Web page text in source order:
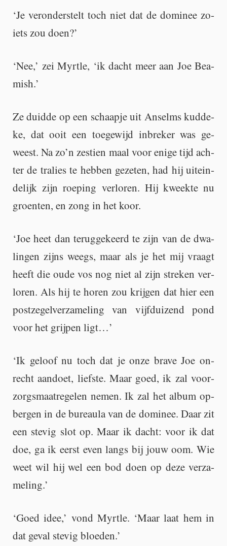
‘Je ver­on­der­stelt toch niet dat de do­mi­nee zo­
iets zou doen?’
‘Nee,’ zei Myrt­le, ‘ik dacht meer aan Joe Be­a­
mish.’
Ze duid­de op een schaap­je uit An­selms kud­de­
ke, dat ooit een toe­ge­wijd in­bre­ker was ge­
weest. Na zo’n zes­tien maal voor enige tijd ach­
ter de tra­lies te heb­ben ge­ze­ten, had hij uit­ein­
de­lijk zijn roe­ping ver­lo­ren. Hij kweek­te nu
groen­ten, en zong in het koor.
‘Joe heet dan te­rug­ge­keerd te zijn van de dwa­
lin­gen zijns weegs, maar als je het mij vraagt
heeft die oude vos nog niet al zijn stre­ken ver­
lo­ren. Als hij te horen zou krij­gen dat hier een
post­ze­gel­ver­za­me­ling van vijf­dui­zend pond
voor het grij­pen ligt…’
‘Ik ge­loof nu toch dat je onze brave Joe on­
recht aan­doet, lief­ste. Maar goed, ik zal voor­
zorgs­maat­re­ge­len nemen. Ik zal het album op­
ber­gen in de bu­reau­la van de do­mi­nee. Daar zit
een ste­vig slot op. Maar ik dacht: voor ik dat
doe, ga ik eerst even langs bij jouw oom. Wie
weet wil hij wel een bod doen op deze ver­za­
me­ling.’
‘Goed idee,’ vond Myrt­le. ‘Maar laat hem in
dat geval ste­vig bloe­den.’